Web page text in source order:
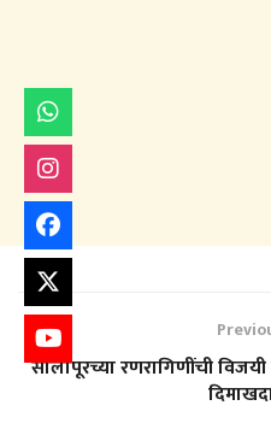
सोलापूरच्या रणरागिणींची